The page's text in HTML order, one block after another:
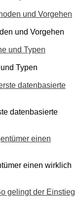
und Vorgehen
Typen
datenbasierte
einen wirklich